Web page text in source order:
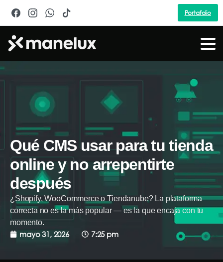
Portafolio
Qué CMS usar para tu tienda
online y no arrepentirte
después
¿Shopify, WooCommerce o Tiendanube? La plataforma
correcta no es la más popular — es la que encaja con tu
momento.
mayo 31, 2026 7:25 pm